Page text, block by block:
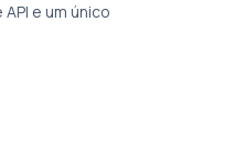
e um único